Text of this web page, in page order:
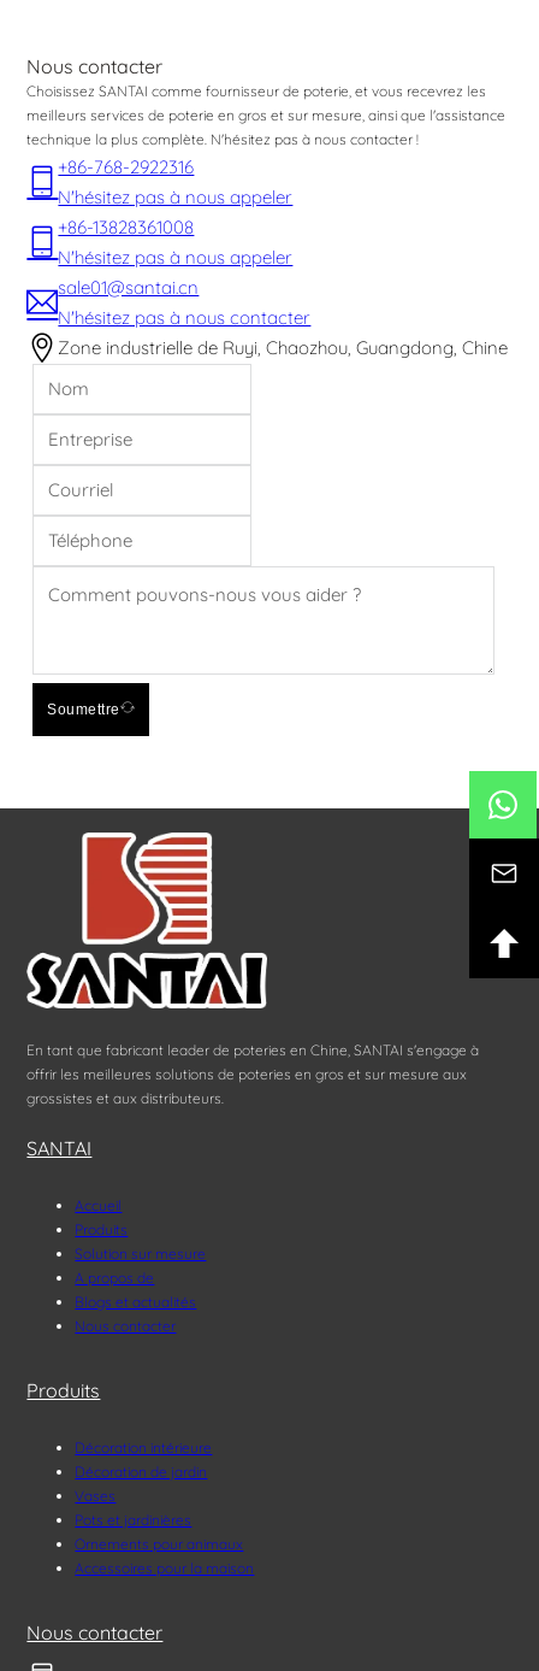
Nous contacter
Choisissez SANTAI comme fournisseur de poterie, et vous recevrez les
meilleurs services de poterie en gros et sur mesure, ainsi que l'assistance
technique la plus complète. N'hésitez pas à nous contacter !
+86-768-2922316
N'hésitez pas à nous appeler
+86-13828361008
N'hésitez pas à nous appeler
sale01@santai.cn
N'hésitez pas à nous contacter
Zone industrielle de Ruyi, Chaozhou, Guangdong, Chine
Soumettre
En tant que fabricant leader de poteries en Chine, SANTAI s'engage à
offrir les meilleures solutions de poteries en gros et sur mesure aux
grossistes et aux distributeurs.
SANTAI
Accueil
Produits
Solution sur mesure
A propos de
Blogs et actualités
Nous contacter
Produits
Décoration intérieure
Décoration de jardin
Vases
Pots et jardinières
Ornements pour animaux
Accessoires pour la maison
Nous contacter